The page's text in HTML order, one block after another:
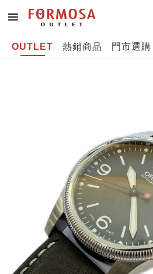
註冊
OUTLET 熱銷商品 門市選購